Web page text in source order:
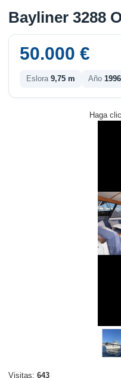
Bayliner 3288
50.000 €
Eslora 9,75 m Año 1996
Haga
Visitas: 643